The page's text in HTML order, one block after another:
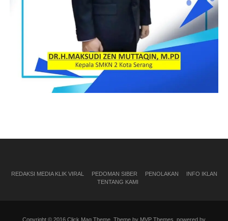
REDAKSI MEDIA KLIK VIRAL PEDOMAN SIBER PENOLAKAN
INFO IKLAN
TENTANG KAMI
Copyright © 2016 Click Mag Theme. Theme by MVP Themes, powered by